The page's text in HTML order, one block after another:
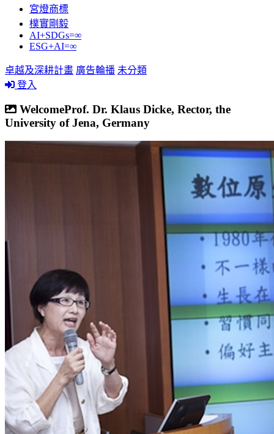
宮燈商標
樸實剛毅
AI+SDGs=∞
ESG+AI=∞
卓越及深耕計畫 廣告輪播 未分類
登入
WelcomeProf. Dr. Klaus Dicke, Rector, the
University of Jena, Germany